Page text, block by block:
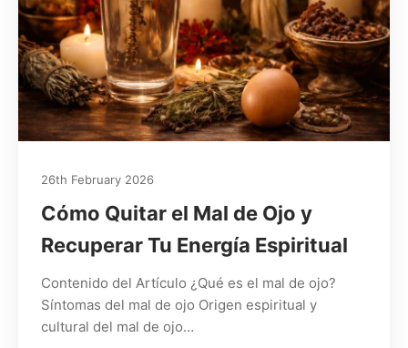
26th February 2026
Cómo Quitar el Mal de Ojo y
Recuperar Tu Energía Espiritual
Contenido del Artículo ¿Qué es el mal de ojo?
Síntomas del mal de ojo Origen espiritual y
cultural del mal de ojo…